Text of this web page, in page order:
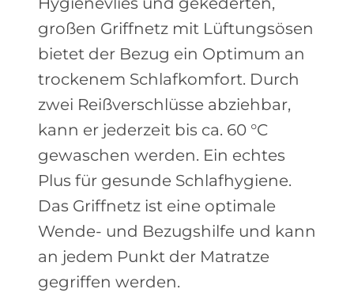
großen Griffnetz mit Lüftungsösen
bietet der Bezug ein Optimum an
trockenem Schlafkomfort. Durch
zwei Reißverschlüsse abziehbar,
kann er jederzeit bis ca. 60 °C
gewaschen werden. Ein echtes
Plus für gesunde Schlafhygiene.
Das Griffnetz ist eine optimale
Wende- und Bezugshilfe und kann
an jedem Punkt der Matratze
gegriffen werden.